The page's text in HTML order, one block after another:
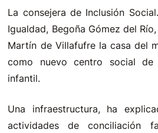
La consejera de Inclusión
Igualdad, Begoña Gómez del
Martín de Villafufre la casa del
como nuevo centro social de
infantil.
Una infraestructura, ha
actividades de conciliación